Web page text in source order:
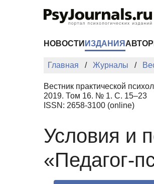
НОВОСТИ ИЗДАНИЯ
Главная Журналы
Вестник практической
2019. Том 16. № 1. С. 15–23
ISSN: 2658-3100 (online)
Условия и
«Педагог-